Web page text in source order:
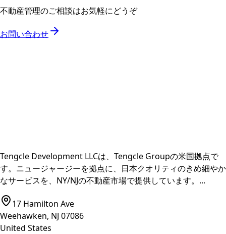
不動産管理のご相談はお気軽にどうぞ
お問い合わせ
Tengcle Development LLCは、Tengcle Groupの米国拠点で
す。ニュージャージーを拠点に、日本クオリティのきめ細やか
なサービスを、NY/NJの不動産市場で提供しています。 ...
17 Hamilton Ave
Weehawken, NJ 07086
United States